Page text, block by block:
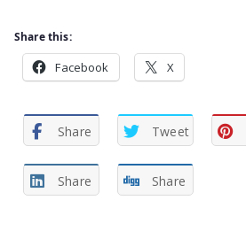
Share this:
Facebook X
Share Tweet
Share Share